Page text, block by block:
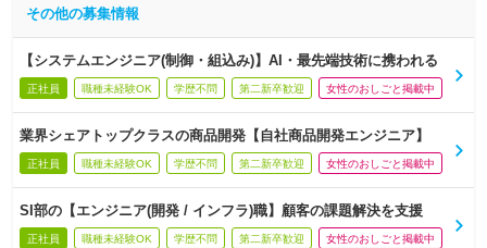
その他の募集情報
【システムエンジニア(制御・組込み)】AI・最先端技術に携われる
正社員 職種未経験OK 学歴不問 第二新卒歓迎 女性のおしごと掲載中
業界シェアトップクラスの商品開発【自社商品開発エンジニア】
正社員 職種未経験OK 学歴不問 第二新卒歓迎 女性のおしごと掲載中
SI部の【エンジニア(開発 / インフラ)職】顧客の課題解決を支援
正社員 職種未経験OK 学歴不問 第二新卒歓迎 女性のおしごと掲載中